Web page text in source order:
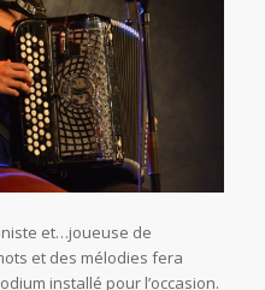
et…joueuse de
et des mélodies fera
installé pour l’occasion.